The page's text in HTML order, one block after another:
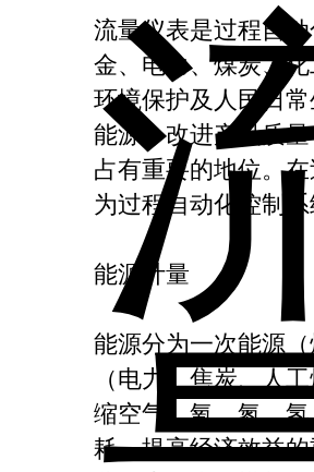
流量仪表是过程自
金、电力、煤炭、
环境保护及人民日
能源，改进产品质
占有重要的地位。
为过程自动化控制
能源计量
能源分为一次能源
（电力、焦炭、人
缩空气、氧、氮、
耗，提高经济效益